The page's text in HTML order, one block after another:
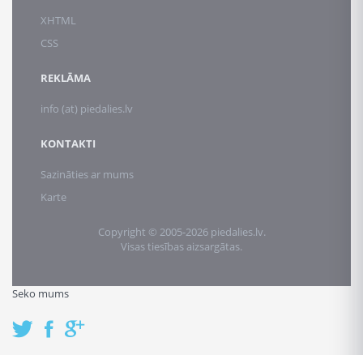
XHTML
CSS
REKLĀMA
info (at) piedalies.lv
KONTAKTI
Sazināties ar mums
Karte
Copyright © 2005-2026 piedalies.lv.
Visas tiesības aizsargātas.
Seko mums